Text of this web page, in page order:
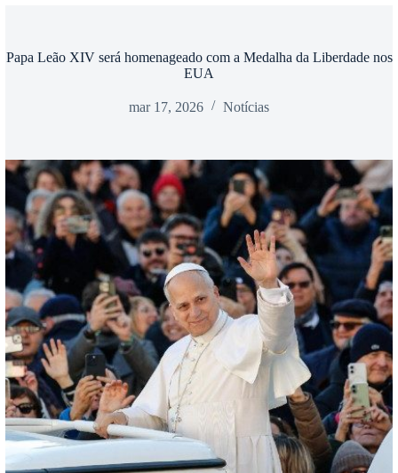
Papa Leão XIV será homenageado com a Medalha da Liberdade nos
EUA
mar 17, 2026 Notícias